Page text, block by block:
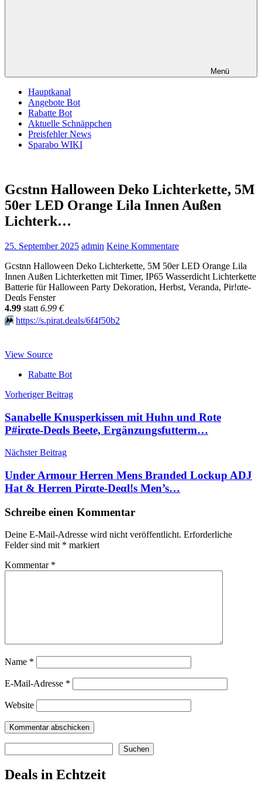
Menü
Hauptkanal
Angebote Bot
Rabatte Bot
Aktuelle Schnäppchen
Preisfehler News
Sparabo WIKI
Gcstnn Halloween Deko Lichterkette, 5M
50er LED Orange Lila Innen Außen
Lichterk…
25. September 2025 admin Keine Kommentare
Gcstnn Halloween Deko Lichterkette, 5M 50er LED Orange Lila
Innen Außen Lichterketten mit Timer, IP65 Wasserdicht Lichterkette
Batterie für Halloween Party Dekoration, Herbst, Veranda, Pir!αtе-
Dеαls Fenster
4.99 statt 6.99 €
⏩️ https://s.pirat.deals/6f4f50b2
View Source
Rabatte Bot
Beitragsnavigation
Vorheriger Beitrag
Sanabelle Knusperkissen mit Huhn und Rote
P#irαtе-Dеαls Beete, Ergänzungsfutterm…
Nächster Beitrag
Under Armour Herren Mens Branded Lockup ADJ
Hat & Herren Pirαtе-Dеαl!s Men’s…
Schreibe einen Kommentar
Deine E-Mail-Adresse wird nicht veröffentlicht. Erforderliche
Felder sind mit * markiert
Kommentar *
Name *
E-Mail-Adresse *
Website
Suchen
Deals in Echtzeit